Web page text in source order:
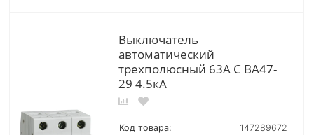
Выключатель
автоматический
трехполюсный 63А C ВА47-
29 4.5кА
Код товара:
147289672